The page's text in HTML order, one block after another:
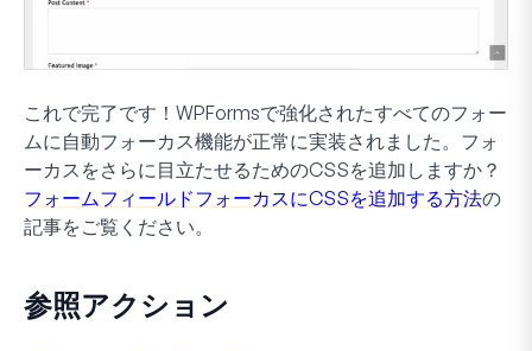
これで完了です！WPFormsで強化されたすべてのフォー
ムに自動フォーカス機能が正常に実装されました。フォ
ーカスをさらに目立たせるためのCSSを追加しますか？
フォームフィールドフォーカスにCSSを追加する方法の
記事をご覧ください。
参照アクション